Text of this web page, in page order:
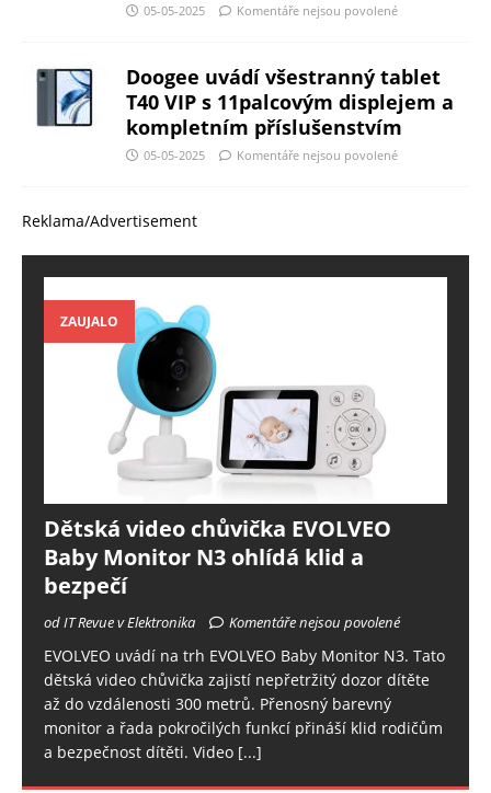
05-05-2025 Komentáře nejsou povolené
Doogee uvádí všestranný tablet
T40 VIP s 11palcovým displejem a
kompletním příslušenstvím
05-05-2025 Komentáře nejsou povolené
Reklama/Advertisement
ZAUJALO
Dětská video chůvička EVOLVEO
Baby Monitor N3 ohlídá klid a
bezpečí
od IT Revue v Elektronika Komentáře nejsou povolené
EVOLVEO uvádí na trh EVOLVEO Baby Monitor N3. Tato
dětská video chůvička zajistí nepřetržitý dozor dítěte
až do vzdálenosti 300 metrů. Přenosný barevný
monitor a řada pokročilých funkcí přináší klid rodičům
a bezpečnost dítěti. Video [...]